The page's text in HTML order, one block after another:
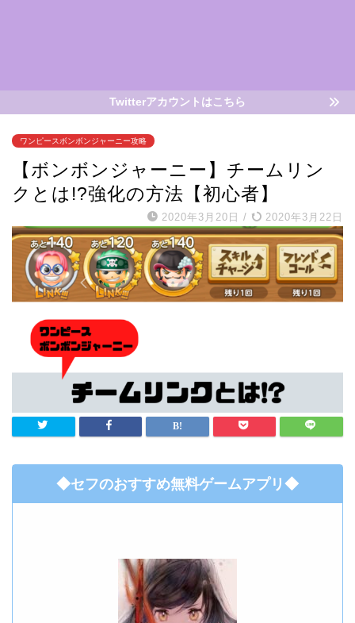
Twitterアカウントはこちら
ワンピースボンボンジャーニー攻略
【ボンボンジャーニー】チームリン
クとは!?強化の方法【初心者】
2020年3月20日 / 2020年3月22日
◆セフのおすすめ無料ゲームアプリ◆